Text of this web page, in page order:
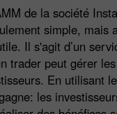
de la société
simple, mais
Il s'agit d’un
trader peut gérer
En utilisant
les